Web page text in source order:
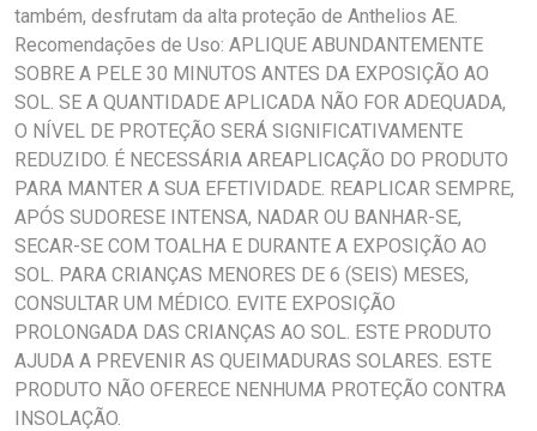
também, desfrutam da alta proteção de Anthelios AE.
Recomendações de Uso: APLIQUE ABUNDANTEMENTE
SOBRE A PELE 30 MINUTOS ANTES DA EXPOSIÇÃO AO
SOL. SE A QUANTIDADE APLICADA NÃO FOR ADEQUADA,
O NÍVEL DE PROTEÇÃO SERÁ SIGNIFICATIVAMENTE
REDUZIDO. É NECESSÁRIA AREAPLICAÇÃO DO PRODUTO
PARA MANTER A SUA EFETIVIDADE. REAPLICAR SEMPRE,
APÓS SUDORESE INTENSA, NADAR OU BANHAR-SE,
SECAR-SE COM TOALHA E DURANTE A EXPOSIÇÃO AO
SOL. PARA CRIANÇAS MENORES DE 6 (SEIS) MESES,
CONSULTAR UM MÉDICO. EVITE EXPOSIÇÃO
PROLONGADA DAS CRIANÇAS AO SOL. ESTE PRODUTO
AJUDA A PREVENIR AS QUEIMADURAS SOLARES. ESTE
PRODUTO NÃO OFERECE NENHUMA PROTEÇÃO CONTRA
INSOLAÇÃO.